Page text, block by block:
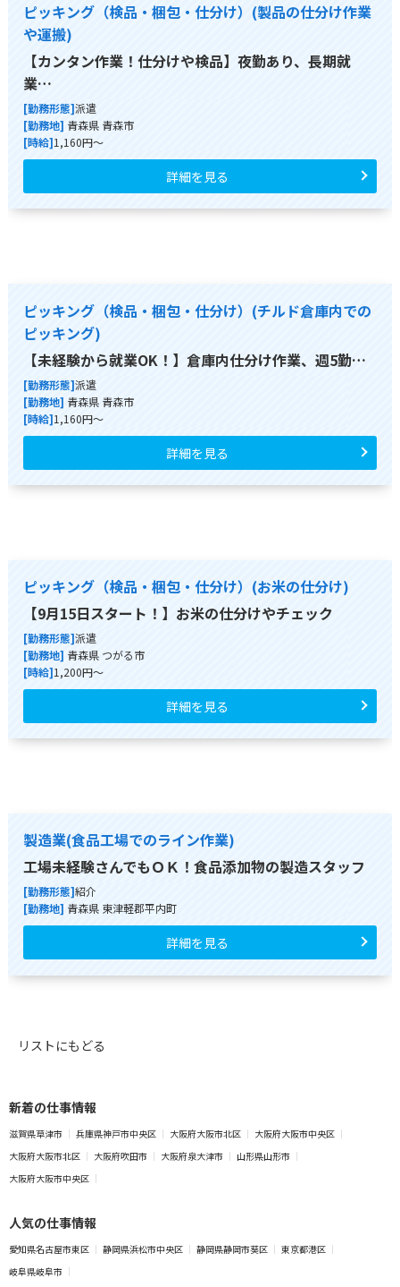
ピッキング（検品・梱包・仕分け）(製品の仕分け作業
や運搬)
【カンタン作業！仕分けや検品】夜勤あり、長期就
業…
[勤務形態]派遣
[勤務地] 青森県 青森市
[時給]1,160円～
詳細を見る
ピッキング（検品・梱包・仕分け）(チルド倉庫内での
ピッキング)
【未経験から就業OK！】倉庫内仕分け作業、週5勤…
[勤務形態]派遣
[勤務地] 青森県 青森市
[時給]1,160円～
詳細を見る
ピッキング（検品・梱包・仕分け）(お米の仕分け)
【9月15日スタート！】お米の仕分けやチェック
[勤務形態]派遣
[勤務地] 青森県 つがる市
[時給]1,200円～
詳細を見る
製造業(食品工場でのライン作業)
工場未経験さんでもＯＫ！食品添加物の製造スタッフ
[勤務形態]紹介
[勤務地] 青森県 東津軽郡平内町
詳細を見る
リストにもどる
新着の仕事情報
滋賀県草津市 兵庫県神戸市中央区 大阪府大阪市北区
大阪府大阪市中央区
大阪府大阪市北区
大阪府吹田市 大阪府泉大津市
山形県山形市
大阪府大阪市中央区
人気の仕事情報
愛知県名古屋市東区 静岡県浜松市中央区 静岡県静岡市葵区
東京都港区
岐阜県岐阜市